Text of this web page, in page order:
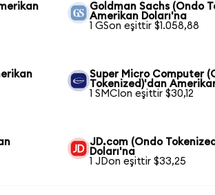
Goldman Sachs (Ondo
Amerikan Doları'na
1 GSon eşittir $1.058,88
Super Micro Computer
Tokenized)'dan
1 SMCIon eşittir $30,12
JD.com (Ondo
Doları'na
1 JDon eşittir $33,25